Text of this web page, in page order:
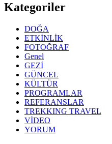
Kategoriler
DOĞA
ETKİNLİK
FOTOĞRAF
Genel
GEZİ
GÜNCEL
KÜLTÜR
PROGRAMLAR
REFERANSLAR
TREKKING TRAVEL
VİDEO
YORUM